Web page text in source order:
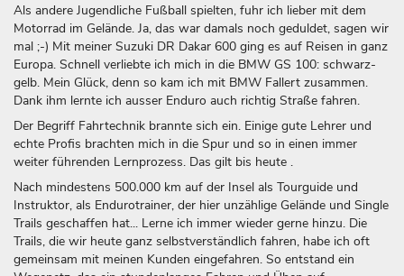
Als andere Jugendliche Fußball spielten, fuhr ich lieber mit dem
Motorrad im Gelände. Ja, das war damals noch geduldet, sagen wir
mal ;-) Mit meiner Suzuki DR Dakar 600 ging es auf Reisen in ganz
Europa. Schnell verliebte ich mich in die BMW GS 100: schwarz-
gelb. Mein Glück, denn so kam ich mit BMW Fallert zusammen.
Dank ihm lernte ich ausser Enduro auch richtig Straße fahren.
Der Begriff Fahrtechnik brannte sich ein. Einige gute Lehrer und
echte Profis brachten mich in die Spur und so in einen immer
weiter führenden Lernprozess. Das gilt bis heute .
Nach mindestens 500.000 km auf der Insel als Tourguide und
Instruktor, als Endurotrainer, der hier unzählige Gelände und Single
Trails geschaffen hat... Lerne ich immer wieder gerne hinzu. Die
Trails, die wir heute ganz selbstverständlich fahren, habe ich oft
gemeinsam mit meinen Kunden eingefahren. So entstand ein